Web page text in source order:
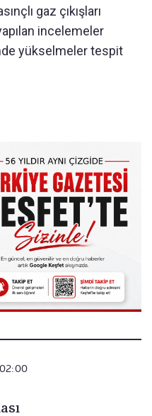
gaz çıkışları
incelemeler
yükselmeler tespit